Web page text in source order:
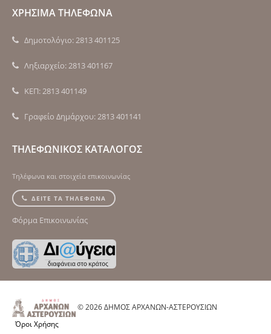
ΧΡΗΣΙΜΑ ΤΗΛΕΦΩΝΑ
Δημοτολόγιο: 2813 401125
Ληξιαρχείο: 2813 401167
ΚΕΠ: 2813 401149
Γραφείο Δημάρχου: 2813 401141
ΤΗΛΕΦΩΝΙΚΟΣ ΚΑΤΑΛΟΓΟΣ
Τηλέφωνα και στοιχεία επικοινωνίας
ΔΕΙΤΕ ΤΑ ΤΗΛΕΦΩΝΑ
Φόρμα Επικοινωνίας
© 2026 ΔΗΜΟΣ ΑΡΧΑΝΩΝ-ΑΣΤΕΡΟΥΣΙΩΝ
Όροι Χρήσης